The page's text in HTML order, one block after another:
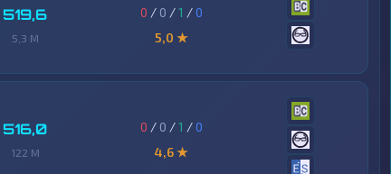
519,6
5,3 M
0 / 0 /1 /0
5,0 ★
516,0
122 M
0 / 0 /1 /0
4,6 ★